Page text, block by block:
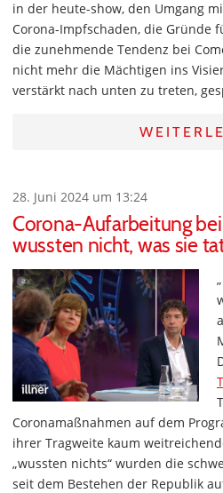
in der heute-show, den Umgang
Corona-Impfschaden, die Gründe
die zunehmende Tendenz bei
nicht mehr die Mächtigen ins
verstärkt nach unten zu treten,
28. Juni 2024 um 13:24
Corona-Aufarbeitung
wussten nicht, was sie
Coronamaßnahmen auf dem
ihrer Tragweite kaum
„wussten nichts“ wurden die
seit dem Bestehen der Republik